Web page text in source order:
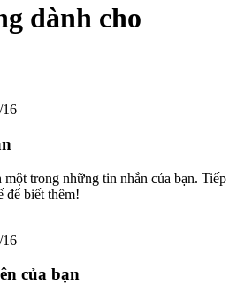
dành cho
16
trong những tin nhắn của bạn. Tiếp
để biết thêm!
16
của bạn